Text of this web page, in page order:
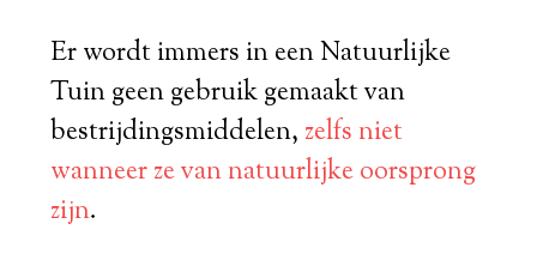
Er wordt immers in een Natuurlijke
Tuin geen gebruik gemaakt van
bestrijdingsmiddelen, zelfs niet
wanneer ze van natuurlijke oorsprong
zijn.